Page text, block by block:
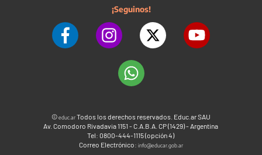
¡Seguinos!
©educ.arTodos los derechos reservados. Educ.ar SAU
Av. Comodoro Rivadavia 1151 - C.A.B.A. CP (1429) - Argentina
Tel: 0800-444-1115 (opción 4)
Correo Electrónico: info@educar.gob.ar